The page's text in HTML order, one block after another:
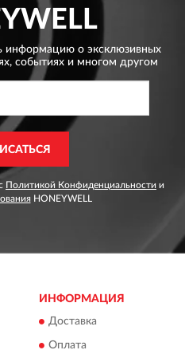
информацию о эксклюзивных
событиях и многом другом
Политикой Конфиденциальности и
HONEYWELL
ИНФОРМАЦИЯ
Доставка
Оплата